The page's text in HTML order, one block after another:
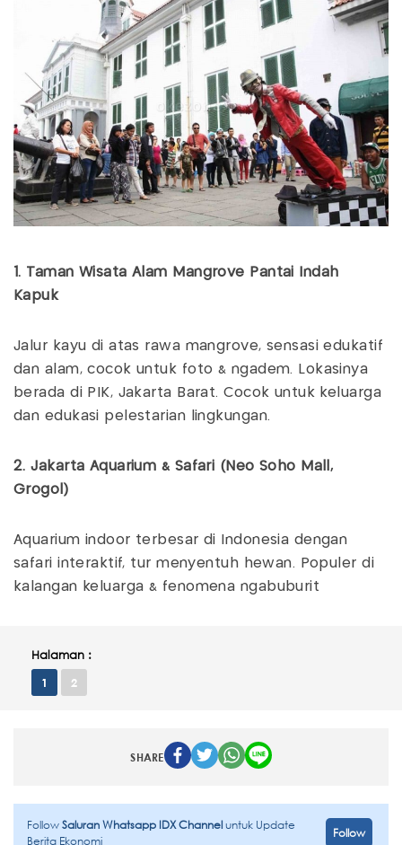
1. Taman Wisata Alam Mangrove Pantai Indah
Kapuk
Jalur kayu di atas rawa mangrove, sensasi edukatif
dan alam, cocok untuk foto & ngadem. Lokasinya
berada di PIK, Jakarta Barat. Cocok untuk keluarga
dan edukasi pelestarian lingkungan.
2. Jakarta Aquarium & Safari (Neo Soho Mall,
Grogol)
Aquarium indoor terbesar di Indonesia dengan
safari interaktif, tur menyentuh hewan. Populer di
kalangan keluarga & fenomena ngabuburit
Halaman :
1 2
SHARE
FollowSaluran Whatsapp IDX Channeluntuk Update
Berita Ekonomi
Follow